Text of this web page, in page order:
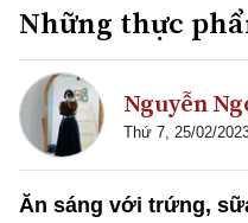
Những thực
Nguyễn
Thứ 7, 25/02/
Ăn sáng với trứng,